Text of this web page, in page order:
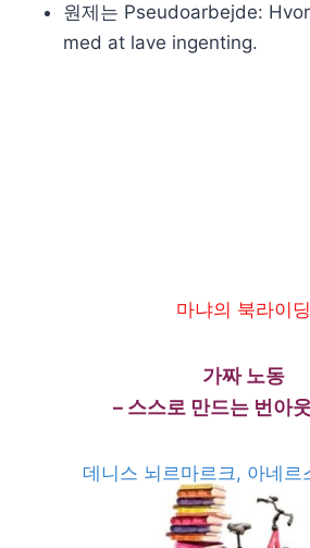
원제는 Pseudoarbejde:
med at lave ingenting.
마냐의 북라이딩
가짜 노동
– 스스로 만드는 번아
데니스 뇌르마르크, 아네르